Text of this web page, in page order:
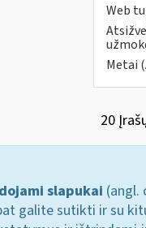
Web
Metai
20
slapukai (angl.
galite sutikti ir su